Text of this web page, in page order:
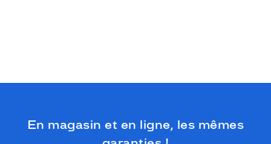
En magasin et en ligne, les mêmes